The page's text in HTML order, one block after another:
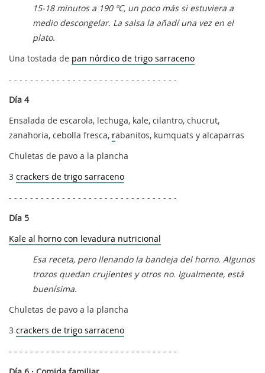
15-18 minutos a 190 ºC, un poco más si estuviera a
medio descongelar. La salsa la añadí una vez en el
plato.
Una tostada de pan nórdico de trigo sarraceno
- - - - - - - - - - - - - - - - - - - - - - - - - - - - - - - -
Día 4
Ensalada de escarola, lechuga, kale, cilantro, chucrut,
zanahoria, cebolla fresca, rabanitos, kumquats y alcaparras
Chuletas de pavo a la plancha
3 crackers de trigo sarraceno
- - - - - - - - - - - - - - - - - - - - - - - - - - - - - - - -
Día 5
Kale al horno con levadura nutricional
Esa receta, pero llenando la bandeja del horno. Algunos
trozos quedan crujientes y otros no. Igualmente, está
buenísima.
Chuletas de pavo a la plancha
3 crackers de trigo sarraceno
- - - - - - - - - - - - - - - - - - - - - - - - - - - - - - - -